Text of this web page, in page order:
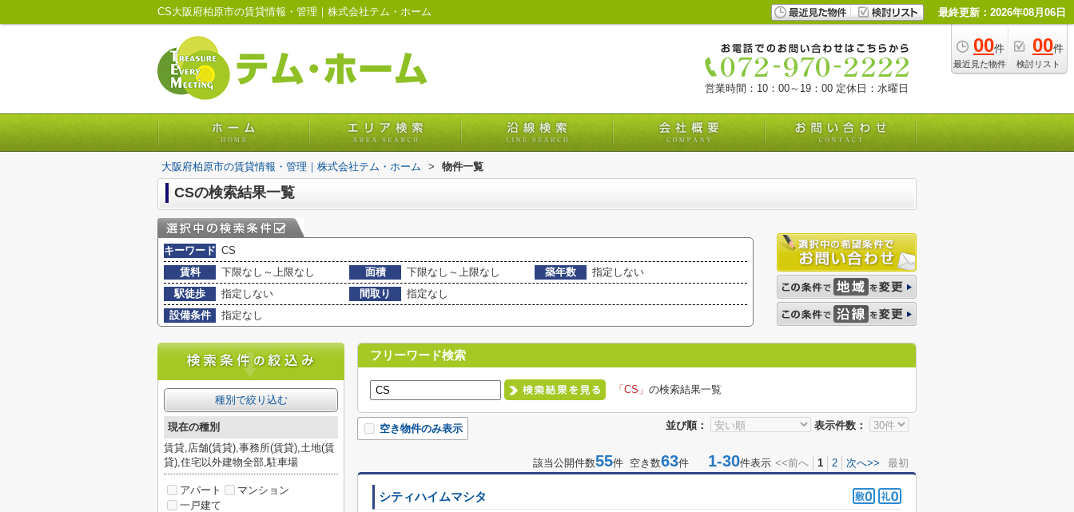
CS大阪府柏原市の賃貸情報・管理｜株式会社テム・ホーム 最終更新：2026年08月06日
00件
最近見た物件
00件
検討リスト
営業時間：10：00～19：00 定休日：水曜日
大阪府柏原市の賃貸情報・管理｜株式会社テム・ホーム > 物件一覧
CSの検索結果一覧
キーワード CS
賃料
下限なし～上限なし 面積 下限なし～上限なし 築年数
指定しない
駅徒歩
指定しない 間取り
指定なし
設備条件
指定なし
フリーワード検索
「CS」 の検索結果一覧
並び順： 表示件数：
空き物件のみ表示
該当公開件数55件 空き数63件 1-30件表示 <<前へ 1 2 次へ>> 最初
シティハイムマシタ
種別で絞り込む
現在の種別
賃貸,店舗(賃貸),事務所(賃貸),土地(賃
貸),住宅以外建物全部,駐車場
アパート
マンション
一戸建て